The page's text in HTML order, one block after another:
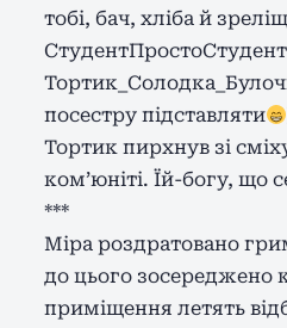
тобі, бач, хліба й
посестру підставляти
Тортик пирхнув зі
ком’юніті. Їй-богу, що
***
Міра роздратовано
до цього зосереджено
приміщення летять